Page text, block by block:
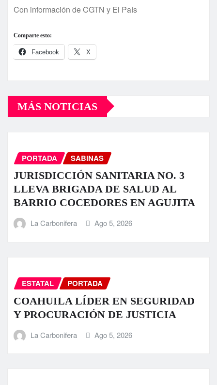
Con información de CGTN y El País
Comparte esto:
Facebook X
MÁS NOTICIAS
PORTADA SABINAS
JURISDICCIÓN SANITARIA NO. 3
LLEVA BRIGADA DE SALUD AL
BARRIO COCEDORES EN AGUJITA
La Carbonifera Ago 5, 2026
ESTATAL PORTADA
COAHUILA LÍDER EN SEGURIDAD
Y PROCURACIÓN DE JUSTICIA
La Carbonifera Ago 5, 2026